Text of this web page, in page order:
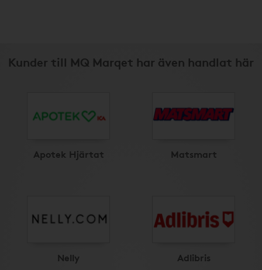
Kunder till MQ Marqet har även handlat här
Apotek Hjärtat Matsmart
Nelly Adlibris